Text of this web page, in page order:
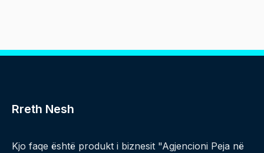
Rreth Nesh
Kjo faqe është produkt i biznesit "Agjencioni Peja në